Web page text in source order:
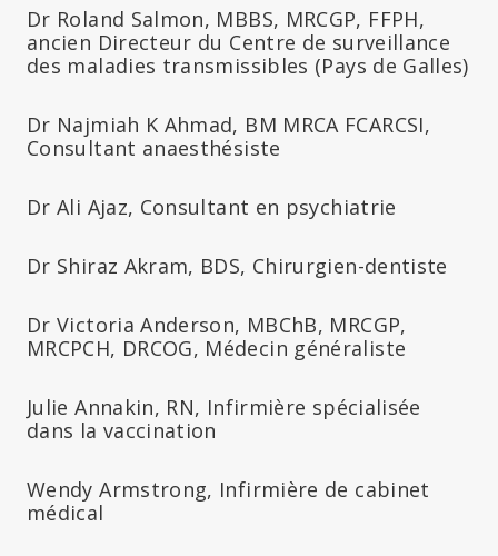
Dr Roland Salmon, MBBS, MRCGP, FFPH,
ancien Directeur du Centre de surveillance
des maladies transmissibles (Pays de Galles)
Dr Najmiah K Ahmad, BM MRCA FCARCSI,
Consultant anaesthésiste
Dr Ali Ajaz, Consultant en psychiatrie
Dr Shiraz Akram, BDS, Chirurgien-dentiste
Dr Victoria Anderson, MBChB, MRCGP,
MRCPCH, DRCOG, Médecin généraliste
Julie Annakin, RN, Infirmière spécialisée
dans la vaccination
Wendy Armstrong, Infirmière de cabinet
médical